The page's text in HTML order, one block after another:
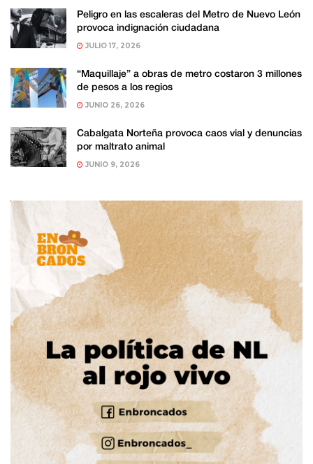
Peligro en las escaleras del Metro de Nuevo León
provoca indignación ciudadana
JULIO 17, 2026
“Maquillaje” a obras de metro costaron 3 millones
de pesos a los regios
JUNIO 26, 2026
Cabalgata Norteña provoca caos vial y denuncias
por maltrato animal
JUNIO 9, 2026